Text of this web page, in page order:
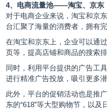
4、电商流量池——淘宝、京东
对于电商企业来说，淘宝和京
台汇聚了海量的消费者，拥有
在淘宝和京东上，企业可以通
页等，提高店铺和商品的搜索排
同时，利用平台提供的广告工
进行精准广告投放，吸引更多
此外，平台的促销活动也是推
东的“618”等大型购物节，以